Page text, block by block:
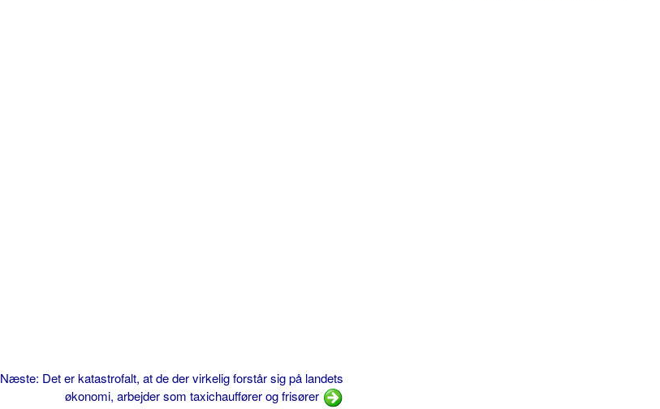
Næste: Det er katastrofalt, at de der virkelig forstår sig på landets
økonomi, arbejder som taxichauffører og frisører